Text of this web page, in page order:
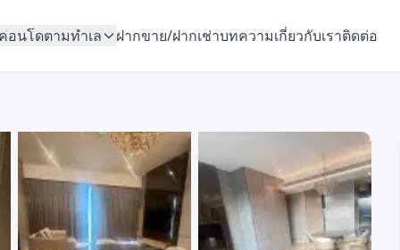
อนโดตามทำเล ฝากขาย/ฝากเช่าบทความเกี่ยวกับเราติดต่อ